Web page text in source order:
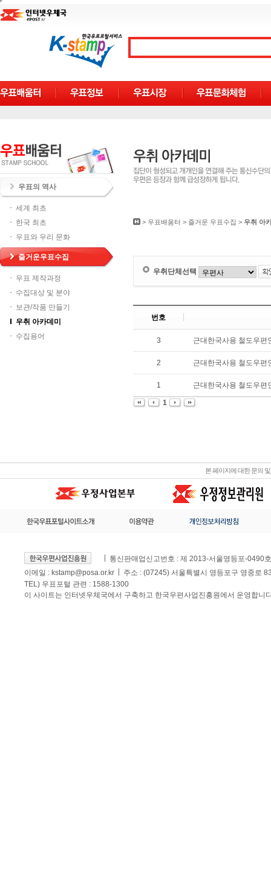
우표의 역사
세계 최초
한국 최초
우표와 우리 문화
즐거운우표수집
우표 제작과정
수집대상 및 분야
보관/작품 만들기
우취 아카데미
수집용어
> 우표배움터 > 즐거운 우표수집 > 우취 아
우취단체선택
번호
3 근대한국사용 철도우편
2 근대한국사용 철도우편
1 근대한국사용 철도우편
1
본 페이지에 대한 문의
통신판매업신고번호 : 제 2013-서울영등포-0490호
이메일 : kstamp@posa.or.kr
주소 : (07245) 서울특별시 영등포구 영중로
TEL) 우표포털 관련 : 1588-1300
이 사이트는 인터넷우체국에서 구축하고 한국우편사업진흥원에서 운영합니